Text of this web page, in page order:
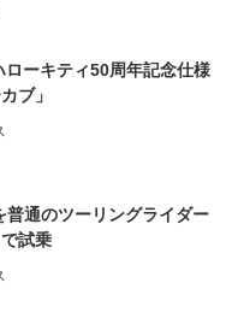
ローキティ50周年記念仕様
ブ」
普通のツーリングライダー
試乗